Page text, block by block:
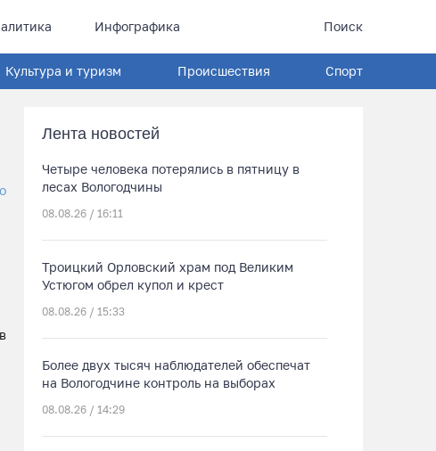
Инфографика Поиск
Культура и туризм Происшествия Спорт
Лента новостей
Четыре человека потерялись в пятницу в
лесах Вологодчины
08.08.26 / 16:11
Троицкий Орловский храм под Великим
Устюгом обрел купол и крест
08.08.26 / 15:33
Более двух тысяч наблюдателей обеспечат
на Вологодчине контроль на выборах
08.08.26 / 14:29